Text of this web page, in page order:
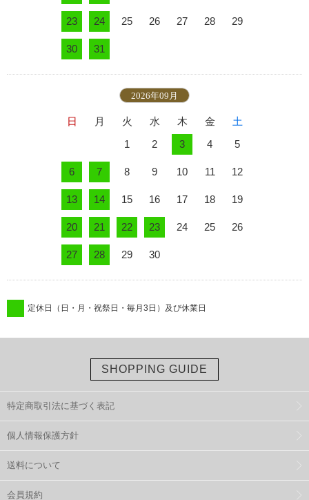
23 24 25 26 27 28 29
30 31
2026年09月
日 月 火 水 木 金
土
1
2 3 4 5
6 7 8 9 10 11 12
13 14 15 16 17 18 19
20 21 22 23 24 25 26
27 28 29 30
定休日（日・月・祝祭日・毎月3日）及び休業日
SHOPPING GUIDE
特定商取引法に基づく表記
個人情報保護方針
送料について
会員規約